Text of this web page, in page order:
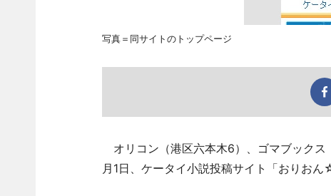
写真＝同サイトのトップページ
オリコン（港区六本木6）、ゴマブックス
月1日、ケータイ小説投稿サイト「おりおん